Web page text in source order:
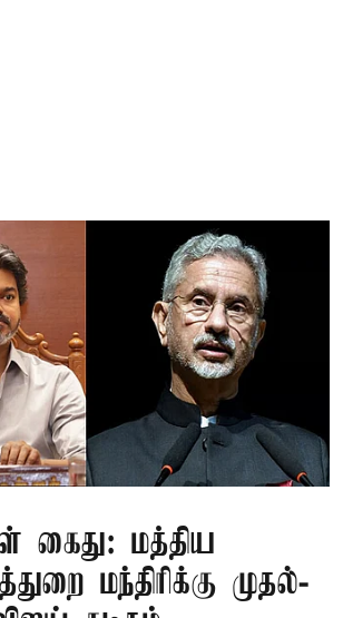
கைது: மத்திய
மந்திரிக்கு முதல்-